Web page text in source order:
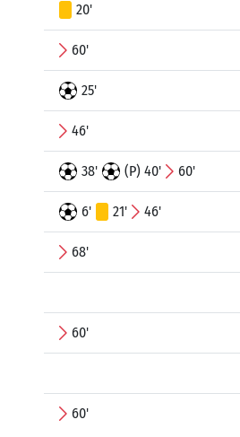
20'
60'
25'
46'
38' (P) 40' 60'
6' 21' 46'
68'
60'
60'